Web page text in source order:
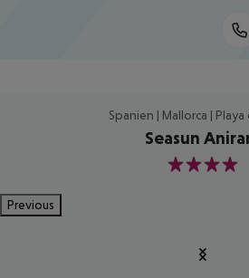
Spanien | Mallorca | Playa
Seasun
4
Previous